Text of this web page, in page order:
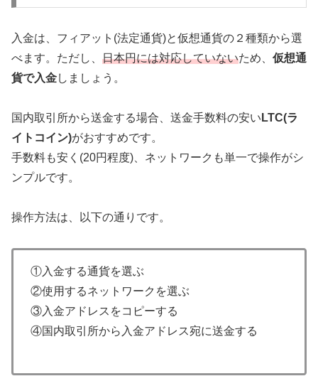
入金は、フィアット(法定通貨)と仮想通貨の２種類から選
べます。ただし、 日本円には対応していないため、 仮想通
貨で入金しましょう。
国内取引所から送金する場合、送金手数料の安い LTC(ラ
イトコイン)がおすすめです。
手数料も安く(20円程度)、ネットワークも単一で操作がシ
ンプルです。
操作方法は、以下の通りです。
①入金する通貨を選ぶ
②使用するネットワークを選ぶ
③入金アドレスをコピーする
④国内取引所から入金アドレス宛に送金する